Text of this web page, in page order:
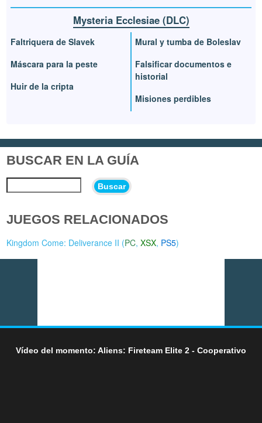
Mysteria Ecclesiae (DLC)
Faltriquera de Slavek
Máscara para la peste
Huir de la cripta
Mural y tumba de Boleslav
Falsificar documentos e
historial
Misiones perdibles
BUSCAR EN LA GUÍA
Buscar
JUEGOS RELACIONADOS
Kingdom Come: Deliverance II (PC,XSX, PS5)
Vídeo del momento: Aliens: Fireteam Elite 2 - Cooperativo